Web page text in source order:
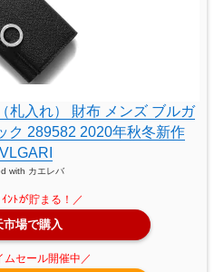
札入れ） 財布 メンズ ブルガ
ク 289582 2020年秋冬新作
with カエレバ
市場で購入